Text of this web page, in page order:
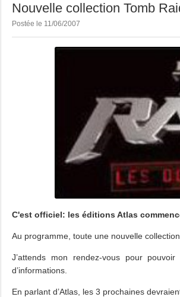
Nouvelle collection Tomb
Postée le 11/06/2007
C'est officiel: les éditions Atlas
Au programme, toute une nouvelle
J’attends mon rendez-vous pour
d’informations.
En parlant d’Atlas, les 3 prochaines